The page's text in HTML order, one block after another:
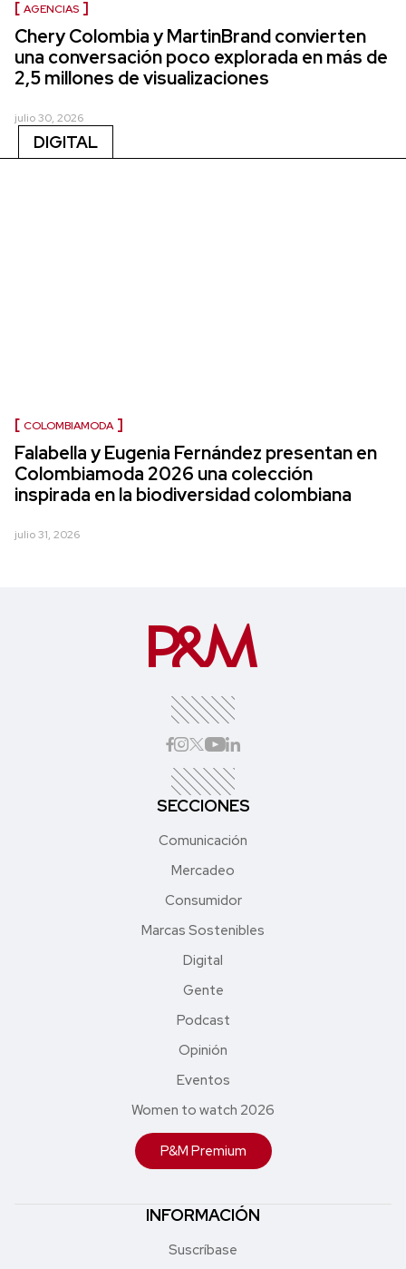
AGENCIAS
Chery Colombia y MartinBrand convierten
una conversación poco explorada en más de
2,5 millones de visualizaciones
julio 30, 2026
DIGITAL
COLOMBIAMODA
Falabella y Eugenia Fernández presentan en
Colombiamoda 2026 una colección
inspirada en la biodiversidad colombiana
julio 31, 2026
SECCIONES
Comunicación
Mercadeo
Consumidor
Marcas Sostenibles
Digital
Gente
Podcast
Opinión
Eventos
Women to watch 2026
P&M Premium
INFORMACIÓN
Suscríbase